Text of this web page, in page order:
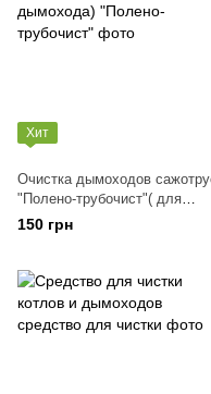
Хит
Очистка дымоходов
"Полено-трубочист"( для
чистки дымохода)
150 грн